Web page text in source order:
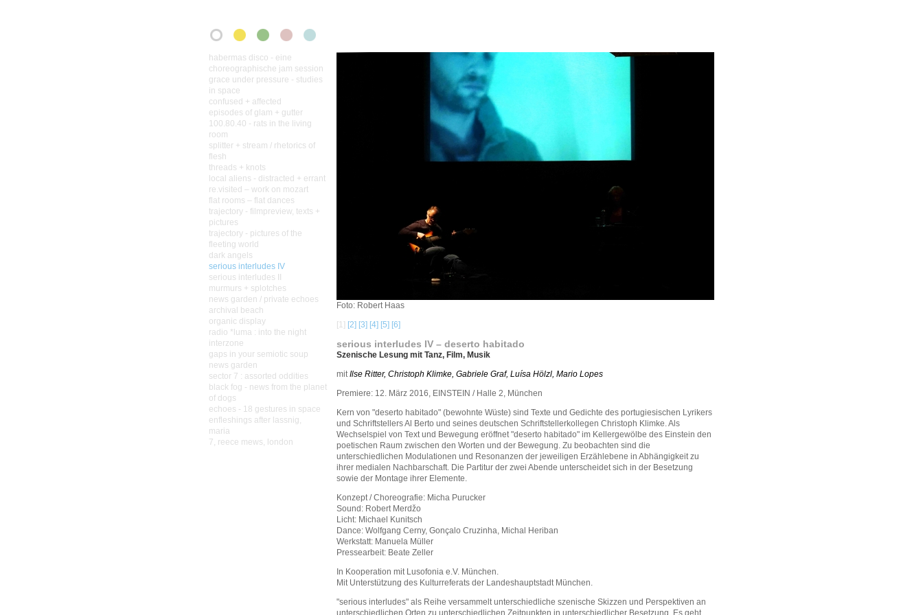
habermas disco - eine
choreographische jam session
grace under pressure - studies
in space
confused + affected
episodes of glam + gutter
100.80.40 - rats in the living
room
splitter + stream / rhetorics of
flesh
threads + knots
local aliens - distracted + errant
re.visited – work on mozart
flat rooms – flat dances
trajectory - filmpreview, texts +
pictures
trajectory - pictures of the
fleeting world
dark angels
serious interludes IV
serious interludes II
murmurs + splotches
news garden / private echoes
archival beach
organic display
radio *luma : into the night
interzone
gaps in your semiotic soup
news garden
sector 7 : assorted oddities
black fog - news from the planet
of dogs
echoes - 18 gestures in space
enfleshings after lassnig,
maria
7, reece mews, london
Foto: Robert Haas
[1]
[2] [3] [4] [5] [6]
serious interludes IV – deserto habitado
Szenische Lesung mit Tanz, Film, Musik
mitIlse Ritter, Christoph Klimke, Gabriele Graf, Luísa Hölzl, Mario Lopes
Premiere: 12. März 2016, EINSTEIN / Halle 2, München
Kern von "deserto habitado" (bewohnte Wüste) sind Texte und Gedichte des portugiesischen Lyrikers
und Schriftstellers Al Berto und seines deutschen Schriftstellerkollegen Christoph Klimke. Als
Wechselspiel von Text und Bewegung eröffnet "deserto habitado" im Kellergewölbe des Einstein den
poetischen Raum zwischen den Worten und der Bewegung. Zu beobachten sind die
unterschiedlichen Modulationen und Resonanzen der jeweiligen Erzählebene in Abhängigkeit zu
ihrer medialen Nachbarschaft. Die Partitur der zwei Abende unterscheidet sich in der Besetzung
sowie der Montage ihrer Elemente.
Konzept / Choreografie: Micha Purucker
Sound: Robert Merdžo
Licht: Michael Kunitsch
Dance: Wolfgang Cerny, Gonçalo Cruzinha, Michal Heriban
Werkstatt: Manuela Müller
Pressearbeit: Beate Zeller
In Kooperation mit Lusofonia e.V. München.
Mit Unterstützung des Kulturreferats der Landeshauptstadt München.
"serious interludes" als Reihe versammelt unterschiedliche szenische Skizzen und Perspektiven an
unterschiedlichen Orten zu unterschiedlichen Zeitpunkten in unterschiedlicher Besetzung. Es geht